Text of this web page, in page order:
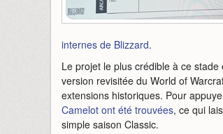
internes de Blizzard.
Le projet le plus crédible à ce
version revisitée du World of
extensions historiques. Pour
Camelot ont été trouvées, ce qui
simple saison Classic.